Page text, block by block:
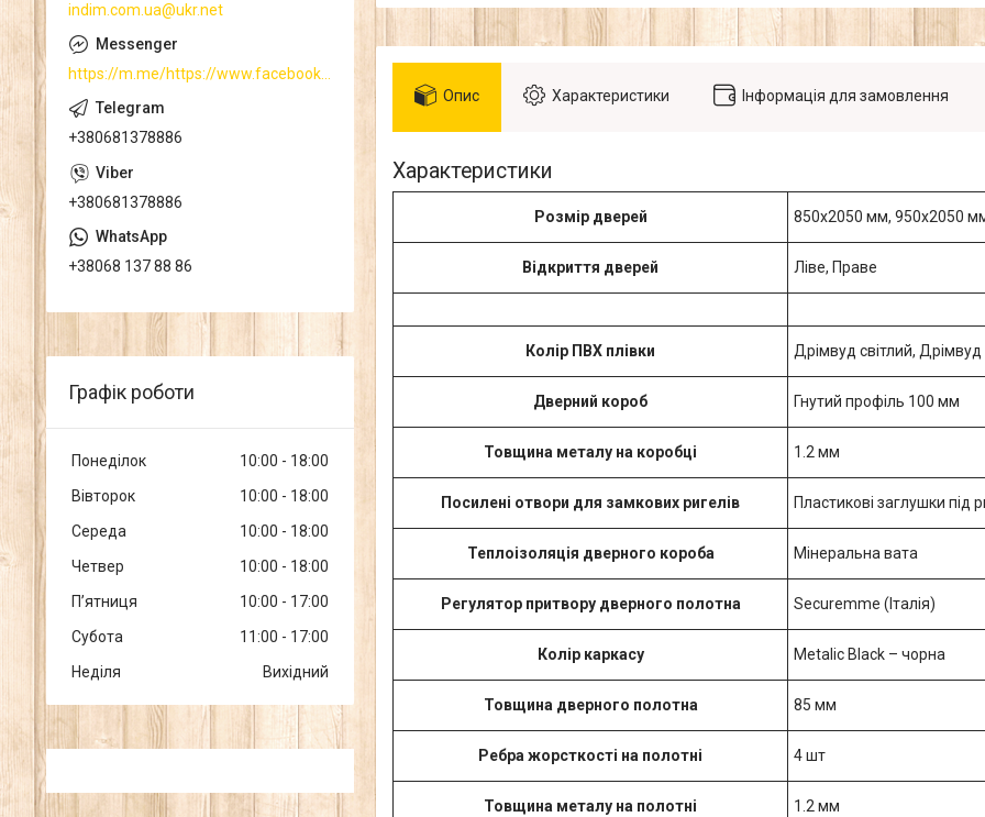
Опис Характеристики Інформація для замовлення
Характеристики
Розмір дверей 850х2050 мм, 950х2050
Відкриття дверей Ліве, Праве
Колір ПВХ плівки Дрімвуд світлий,
Дверний короб Гнутий профіль 100 мм
Товщина металу на коробці 1.2 мм
Посилені отвори для замкових ригелів Пластикові заглушки під
Теплоізоляція дверного короба Мінеральна вата
Регулятор притвору дверного полотна Securemme (Італія)
Колір каркасу Metalic Black – чорна
Товщина дверного полотна 85 мм
Ребра жорсткості на полотні 4 шт
Товщина металу на полотні 1.2 мм
indim.com.ua@ukr.net
https://m.me/https://www.facebook.com/
+380681378886
+380681378886
+38068 137 88 86
Графік роботи
Понеділок 10:00
18:00
Вівторок
10:00
18:00
Середа
10:00
18:00
Четвер
10:00
18:00
Пʼятниця
10:00
17:00
Субота
11:00
17:00
Неділя
Вихідний